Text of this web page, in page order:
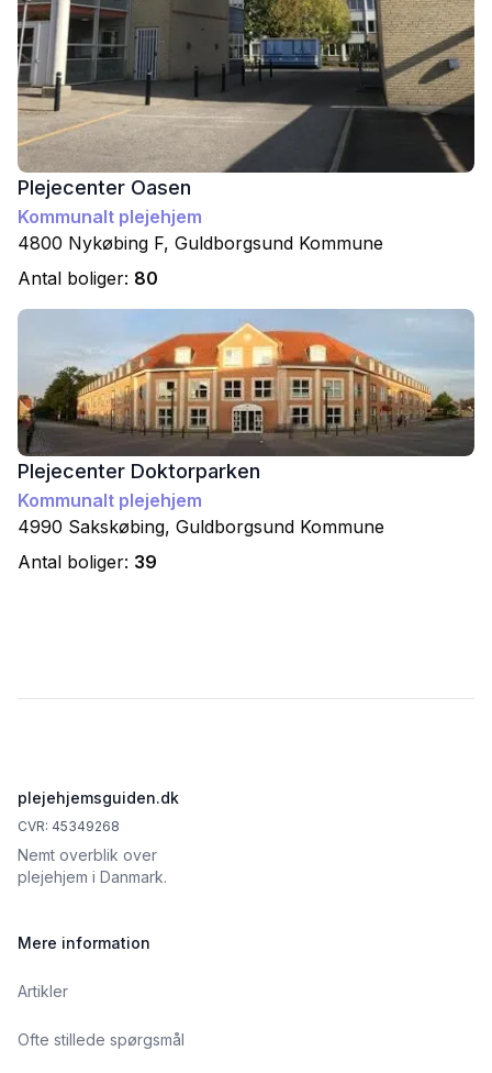
Plejecenter Oasen
Kommunalt plejehjem
4800 Nykøbing F, Guldborgsund Kommune
Antal boliger: 80
Plejecenter Doktorparken
Kommunalt plejehjem
4990 Sakskøbing, Guldborgsund Kommune
Antal boliger: 39
plejehjemsguiden.dk
CVR: 45349268
Nemt overblik over
plejehjem i Danmark.
Mere information
Artikler
Ofte stillede spørgsmål